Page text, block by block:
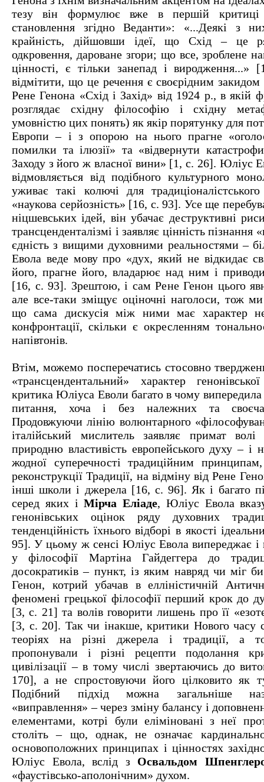
тезу він формулює вже в першій
становлення згідно Веданти»: «...Деякі з
крайність, дійшовши ідеї, що Схід – це
одкровення, дароване згори; що все, зроблене
цінності, є тільки занепад і
відмітити, що це речення є своєрідним закидом
Рене Генона «Схід і Захід» від 1924 р., в якій
розглядає східну філософію і східну
умовністю цих понять) як якір порятунку для
Европи – і з опорою на нього прагне
помилки та ілюзії» та «відвернути
Заходу з його ж власної вини» [1, с. 26]. Юліус
відмовляється від подібного культурного
уживає такі колючі для
«наукова серйозність» [16, с. 93]. Усе ще
ніцшевських ідей, він убачає деструктивні
трансценденталізмі і заявляє цінність пізнання
єдність з вищими духовними реальностями –
Евола веде мову про «дух, який не відкидає
його, прагне його, владарює над ним і
[16, с. 93]. Зрештою, і сам Рене Генон цього
але все-таки зміщує оціночні наголоси, тож
що сама дискусія між ними має характер
конфронтації, скільки є окресленням
напівтонів.
Втім, можемо посперечатись стосовно
«трансцендентальний» характер
критика Юліуса Еволи багато в чому випередила
питання, хоча і без належних та
Продовжуючи лінію волюнтарного
італійський мислитель заявляє примат
природню властивість европейського духу – і
жодної суперечності традиційним
реконструкції Традиції, на відміну від Рене
інші школи і джерела [16, с. 96]. Як і багато
серед яких іМірча Еліаде, Юліус Евола
генонівських оцінок ряду духовних
тенденційність їхнього відборі в якості
95]. У цьому ж сенсі Юліус Евола випереджає і
у філософії Мартіна Гайдеггера до
досократиків – пункт, із яким навряд чи міг
Генон, котрий убачав в елліністичній
феномені грецької філософії перший крок до
[3, с. 21] та волів говорити лишень про її
[3, с. 20]. Так чи інакше, критики Нового часу
теоріях на різні джерела і традиції, а
пропонували і різні рецепти подолання
цивілізації – в тому числі звертаючись до
170], а не спростовуючи його цілковито як
Подібний підхід можна загальніше
«виправлення» – через зміну балансу і
елементами, котрі були еліміновані з неї
століть – що, однак, не означає
основоположних принципах і цінностях
Юліус Евола, вслід з Освальдом
«фаустівсько-аполонічним» духом.